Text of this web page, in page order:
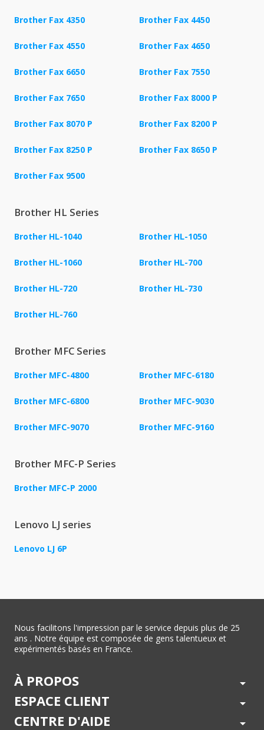
Brother Fax 4350 Brother Fax 4450
Brother Fax 4550 Brother Fax 4650
Brother Fax 6650 Brother Fax 7550
Brother Fax 7650 Brother Fax 8000 P
Brother Fax 8070 P Brother Fax 8200 P
Brother Fax 8250 P Brother Fax 8650 P
Brother Fax 9500
Brother HL Series
Brother HL-1040 Brother HL-1050
Brother HL-1060 Brother HL-700
Brother HL-720 Brother HL-730
Brother HL-760
Brother MFC Series
Brother MFC-4800 Brother MFC-6180
Brother MFC-6800 Brother MFC-9030
Brother MFC-9070 Brother MFC-9160
Brother MFC-P Series
Brother MFC-P 2000
Lenovo LJ series
Lenovo LJ 6P
Nous facilitons l'impression par le service depuis plus de 25
ans . Notre équipe est composée de gens talentueux et
expérimentés basés en France.
À PROPOS arrow_drop_down
ESPACE CLIENT arrow_drop_down
CENTRE D'AIDE arrow_drop_down